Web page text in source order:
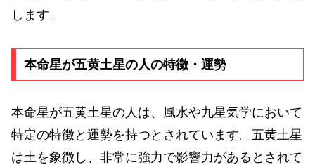
します。
本命星が五黄土星の人の特徴・運勢
本命星が五黄土星の人は、風水や九星気学において
特定の特徴と運勢を持つとされています。五黄土星
は土を象徴し、非常に強力で影響力があるとされて